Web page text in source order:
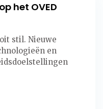
het OVED
stil. Nieuwe
en